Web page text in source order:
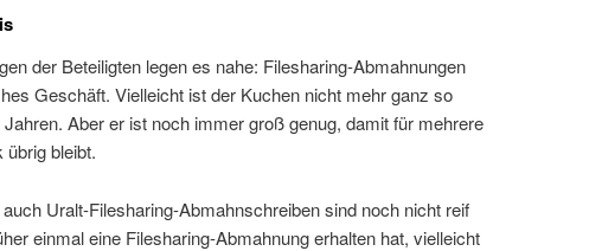
der Beteiligten legen es nahe: Filesharing-Abmahnungen
Geschäft. Vielleicht ist der Kuchen nicht mehr ganz so
Aber er ist noch immer groß genug, damit für mehrere
bleibt.
Uralt-Filesharing-Abmahnschreiben sind noch nicht reif
einmal eine Filesharing-Abmahnung erhalten hat, vielleicht